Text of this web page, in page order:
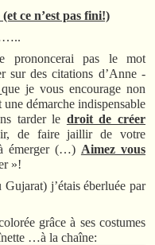
ce n’est pas fini!)
prononcerai pas le mot
sur des citations d’Anne -
que je vous encourage non
une démarche indispensable
tarder le droit de créer
de faire jaillir de votre
émerger (…) Aimez vous
»!
j’étais éberluée par
grâce à ses costumes
…à la chaîne: